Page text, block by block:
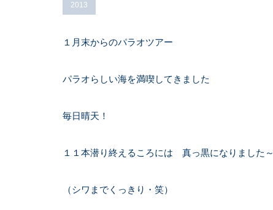
2013
１月末からのパラオツアー
パラオらしい海を満喫してきました
毎日晴天！
１１本潜り終えるころには 真っ黒になりました～
（シワまでくっきり・笑）